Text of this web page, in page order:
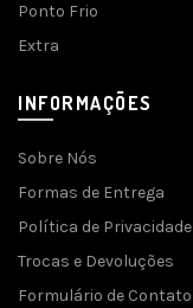
Ponto Frio
Extra
INFORMAÇÕES
Sobre Nós
Formas de Entrega
Política de Privacidade
Trocas e Devoluções
Formulário de Contato